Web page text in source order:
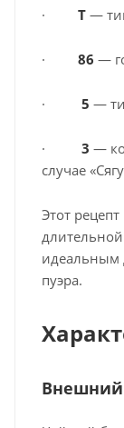
· T —
· 86 —
· 5 —
· 3 —
случае
Этот
идеальным
пуэра.